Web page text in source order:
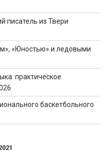
писатель из Твери
«Юностью» и ледовыми
практическое
баскетбольного